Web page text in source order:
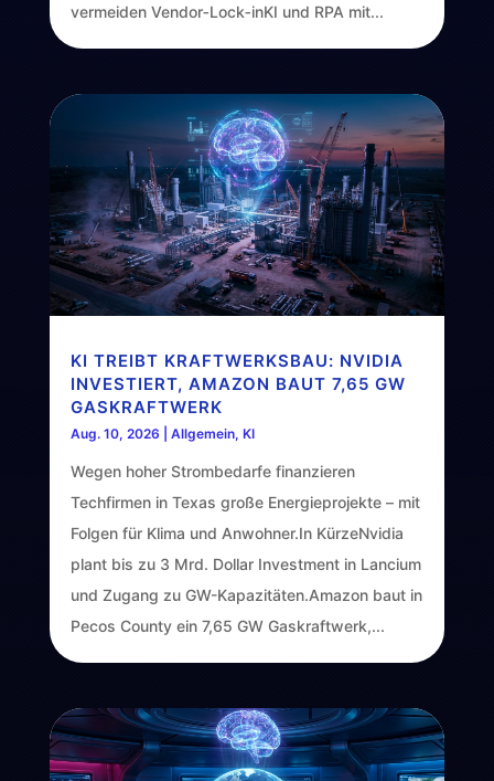
vermeiden Vendor‑Lock‑inKI und RPA mit...
KI TREIBT KRAFTWERKSBAU: NVIDIA
INVESTIERT, AMAZON BAUT 7,65 GW
GASKRAFTWERK
Aug. 10, 2026 Allgemein, KI
Wegen hoher Strombedarfe finanzieren
Techfirmen in Texas große Energieprojekte – mit
Folgen für Klima und Anwohner.In KürzeNvidia
plant bis zu 3 Mrd. Dollar Investment in Lancium
und Zugang zu GW-Kapazitäten.Amazon baut in
Pecos County ein 7,65 GW Gaskraftwerk,...